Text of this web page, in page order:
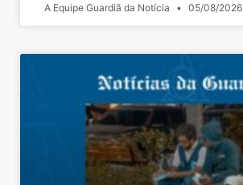
A Equipe Guardiã da Notícia 05/08/2026